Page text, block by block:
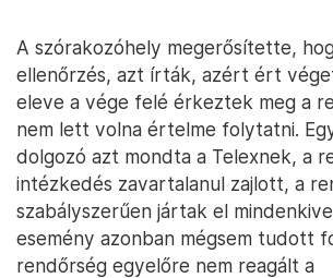
A szórakozóhely megerősítette,
ellenőrzés, azt írták, azért ért
eleve a vége felé érkeztek meg a
nem lett volna értelme folytatni.
dolgozó azt mondta a Telexnek, a
intézkedés zavartalanul zajlott, a
szabályszerűen jártak el
esemény azonban mégsem tudott
rendőrség egyelőre nem reagált a